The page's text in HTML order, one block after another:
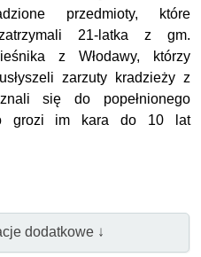
przedmioty, które
21-latka z gm.
z Włodawy, którzy
zarzuty kradzieży z
się do popełnionego
grozi im kara do 10 lat
dodatkowe ↓